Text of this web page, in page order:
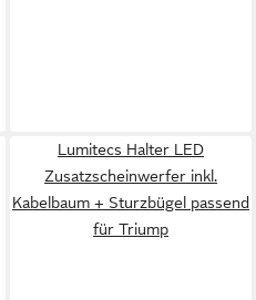
Lumitecs Halter LED
Zusatzscheinwerfer inkl.
Kabelbaum + Sturzbügel passend
für Triump